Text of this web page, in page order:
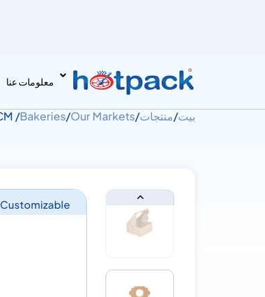
معلومات عنا
بيت/منتجات/
Our Markets
/
Bakeries
/ Kraft Cake Box Round Window 20x20CM
Customizable